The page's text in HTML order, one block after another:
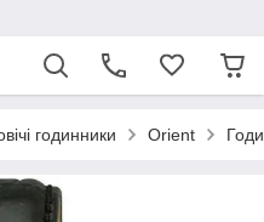
годинники Orient